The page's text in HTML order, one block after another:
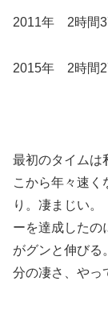
2011年 2時間
2015年 2時間
最初のタイム
こから年々速く
り。凄まじい
ーを達成したの
がグンと伸び
分の凄さ、や